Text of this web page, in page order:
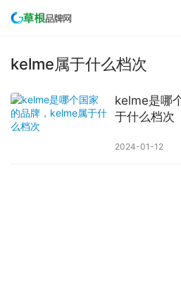
kelme属于什么档次
kelme是哪
于什么档次
2024-01-12